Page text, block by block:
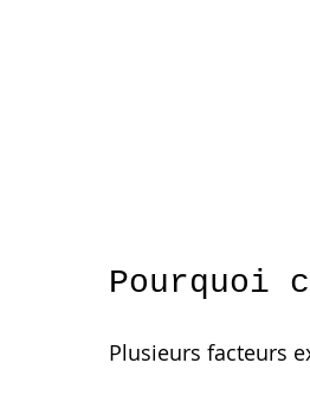
Pourquoi
Plusieurs facteurs